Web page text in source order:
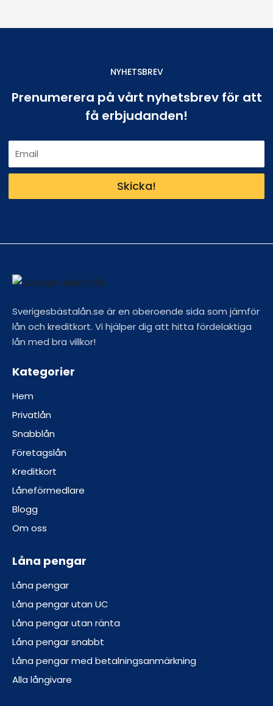
NYHETSBREV
Prenumerera på vårt nyhetsbrev för att
få erbjudanden!
Skicka!
Sverigesbästalån.se är en oberoende sida som jämför
lån och kreditkort. Vi hjälper dig att hitta fördelaktiga
lån med bra villkor!
Kategorier
Hem
Privatlån
Snabblån
Företagslån
Kreditkort
Låneförmedlare
Blogg
Om oss
Låna pengar
Låna pengar
Låna pengar utan UC
Låna pengar utan ränta
Låna pengar snabbt
Låna pengar med betalningsanmärkning
Alla långivare